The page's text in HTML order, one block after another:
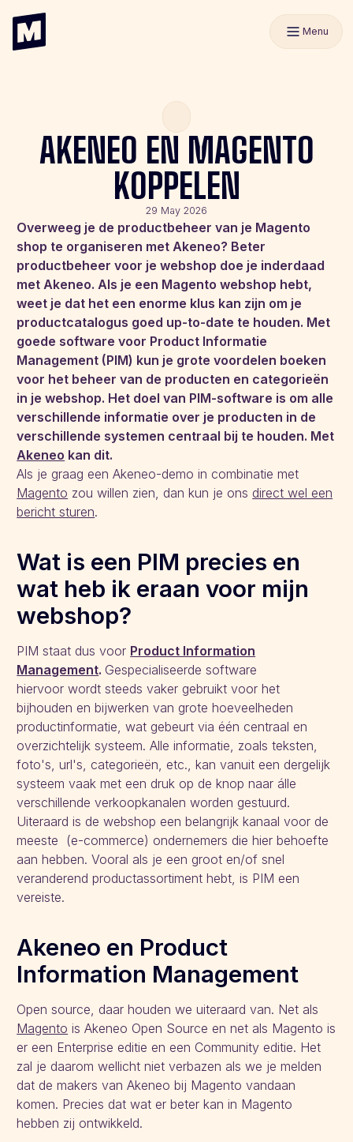
Menu
AKENEO EN MAGENTO
KOPPELEN
29 May 2026
Overweeg je de productbeheer van je Magento
shop te organiseren met Akeneo? Beter
productbeheer voor je webshop doe je inderdaad
met Akeneo. Als je een Magento webshop hebt,
weet je dat het een enorme klus kan zijn om je
productcatalogus goed up-to-date te houden. Met
goede software voor Product Informatie
Management (PIM) kun je grote voordelen boeken
voor het beheer van de producten en categorieën
in je webshop. Het doel van PIM-software is om alle
verschillende informatie over je producten in de
verschillende systemen centraal bij te houden. Met
Akeneo kan dit.
Als je graag een Akeneo-demo in combinatie met
Magento zou willen zien, dan kun je ons direct wel een
bericht sturen.
Wat is een PIM precies en
wat heb ik eraan voor mijn
webshop?
PIM staat dus voor Product Information
Management. Gespecialiseerde software
hiervoor wordt steeds vaker gebruikt voor het
bijhouden en bijwerken van grote hoeveelheden
productinformatie, wat gebeurt via één centraal en
overzichtelijk systeem. Alle informatie, zoals teksten,
foto's, url's, categorieën, etc., kan vanuit een dergelijk
systeem vaak met een druk op de knop naar álle
verschillende verkoopkanalen worden gestuurd.
Uiteraard is de webshop een belangrijk kanaal voor de
meeste (e-commerce) ondernemers die hier behoefte
aan hebben. Vooral als je een groot en/of snel
veranderend productassortiment hebt, is PIM een
vereiste.
Akeneo en Product
Information Management
Open source, daar houden we uiteraard van. Net als
Magento is Akeneo Open Source en net als Magento is
er een Enterprise editie en een Community editie. Het
zal je daarom wellicht niet verbazen als we je melden
dat de makers van Akeneo bij Magento vandaan
komen. Precies dat wat er beter kan in Magento
hebben zij ontwikkeld.